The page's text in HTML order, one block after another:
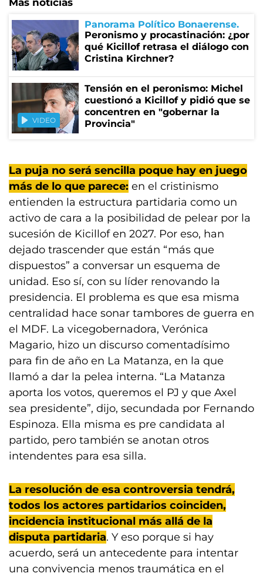
Panorama Político Bonaerense
Peronismo y procastinación: ¿por
qué Kicillof retrasa el diálogo con
Cristina Kirchner?
VIDEO
Tensión en el peronismo: Michel
cuestionó a Kicillof y pidió que se
concentren en "gobernar la
Provincia"
La puja no será sencilla poque hay en juego
más de lo que parece: en el cristinismo
entienden la estructura partidaria como un
activo de cara a la posibilidad de pelear por la
sucesión de Kicillof en 2027. Por eso, han
dejado trascender que están “más que
dispuestos” a conversar un esquema de
unidad. Eso sí, con su líder renovando la
presidencia. El problema es que esa misma
centralidad hace sonar tambores de guerra en
el MDF. La vicegobernadora, Verónica
Magario, hizo un discurso comentadísimo
para fin de año en La Matanza, en la que
llamó a dar la pelea interna. “La Matanza
aporta los votos, queremos el PJ y que Axel
sea presidente”, dijo, secundada por Fernando
Espinoza. Ella misma es pre candidata al
partido, pero también se anotan otros
intendentes para esa silla.
La resolución de esa controversia tendrá,
todos los actores partidarios coinciden,
incidencia institucional más allá de la
disputa partidaria. Y eso porque si hay
acuerdo, será un antecedente para intentar
una convivencia menos traumática en el